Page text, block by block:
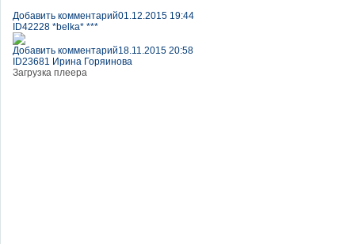
Добавить комментарий01.12.2015 19:44
ID42228 *belka* ***
Добавить комментарий18.11.2015 20:58
ID23681 Ирина Горяинова
Загрузка плеера